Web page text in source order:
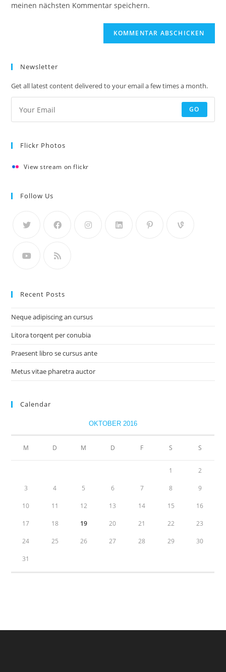
meinen nächsten Kommentar speichern.
Newsletter
Get all latest content delivered to your email a few times a month.
GO
Flickr Photos
View stream on flickr
Follow Us
Recent Posts
Neque adipiscing an cursus
Litora torqent per conubia
Praesent libro se cursus ante
Metus vitae pharetra auctor
Calendar
OKTOBER 2016
M D M D F S S
1 2
3 4 5 6 7 8 9
10 11 12 13 14 15 16
17 18 19 20 21 22 23
24 25 26 27 28 29 30
31